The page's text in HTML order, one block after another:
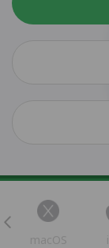
macOS